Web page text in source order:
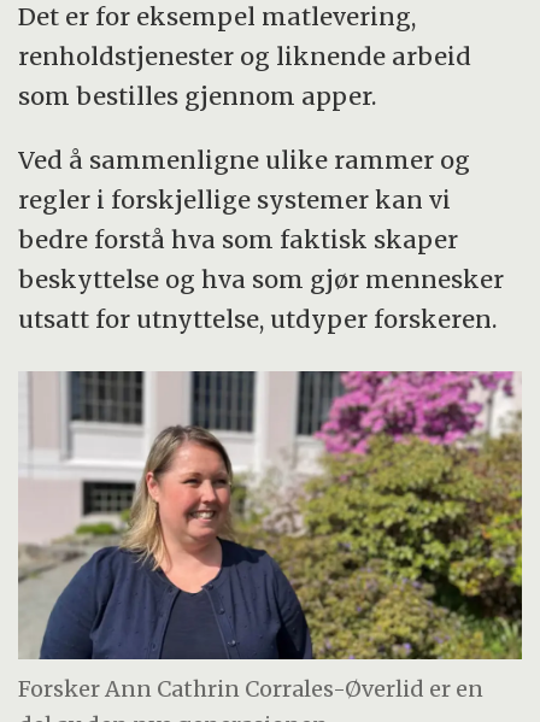
Det er for eksempel matlevering,
renholdstjenester og liknende arbeid
som bestilles gjennom apper.
Ved å sammenligne ulike rammer og
regler i forskjellige systemer kan vi
bedre forstå hva som faktisk skaper
beskyttelse og hva som gjør mennesker
utsatt for utnyttelse, utdyper forskeren.
Forsker Ann Cathrin Corrales-Øverlid er en